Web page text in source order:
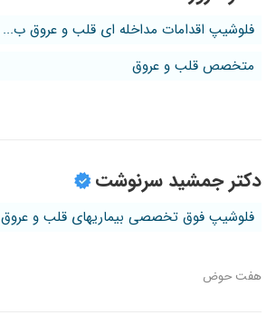
فلوشیپ اقدامات مداخله ای قلب و عروق ب...
متخصص قلب و عروق
دکتر جمشید سرنوشت
فلوشیپ فوق تخصصی بیماریهای قلب و عروق
هفت‌ حوض